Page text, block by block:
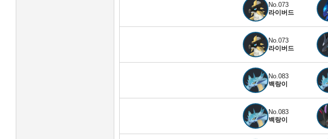
No.073
라이버드
No.073
라이버드
No.083
백랑이
No.083
백랑이